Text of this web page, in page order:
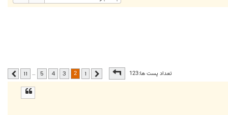
تعداد پست ها:123صفحه از11 قبلی 1
2
3
4
5
…
11 بعدی